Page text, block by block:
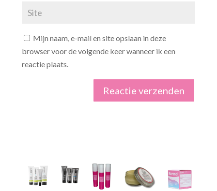
Mijn naam, e-mail en site opslaan in deze
browser voor de volgende keer wanneer ik een
reactie plaats.